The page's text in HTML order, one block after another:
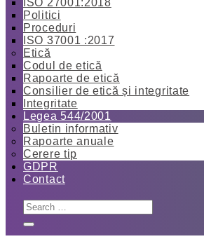
ISO 27001:2018
Politici
Proceduri
ISO 37001 :2017
Etică
Codul de etică
Rapoarte de etică
Consilier de etică și integritate
Integritate
Legea 544/2001
Buletin informativ
Rapoarte anuale
Cerere tip
GDPR
Contact